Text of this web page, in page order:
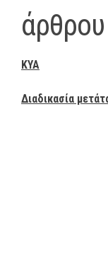
ΚΥΑ
Διαδικασία